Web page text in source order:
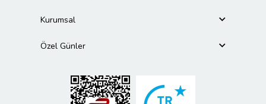
Kurumsal
Özel Günler